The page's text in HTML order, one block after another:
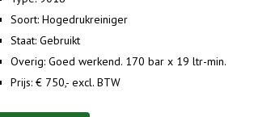
Soort: Hogedrukreiniger
Staat: Gebruikt
Overig: Goed werkend. 170 bar x 19 ltr-min.
Prijs: € 750,- excl. BTW